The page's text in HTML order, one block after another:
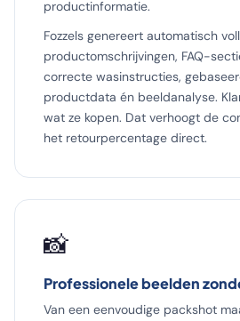
productinformatie.
Fozzels genereert automatisch
productomschrijvingen, FAQ-
correcte wasinstructies,
productdata én beeldanalyse.
wat ze kopen. Dat verhoogt de
het retourpercentage direct.
📸
Professionele beelden
Van een eenvoudige packshot